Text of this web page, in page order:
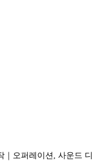
｜오퍼레이션, 사운드 디